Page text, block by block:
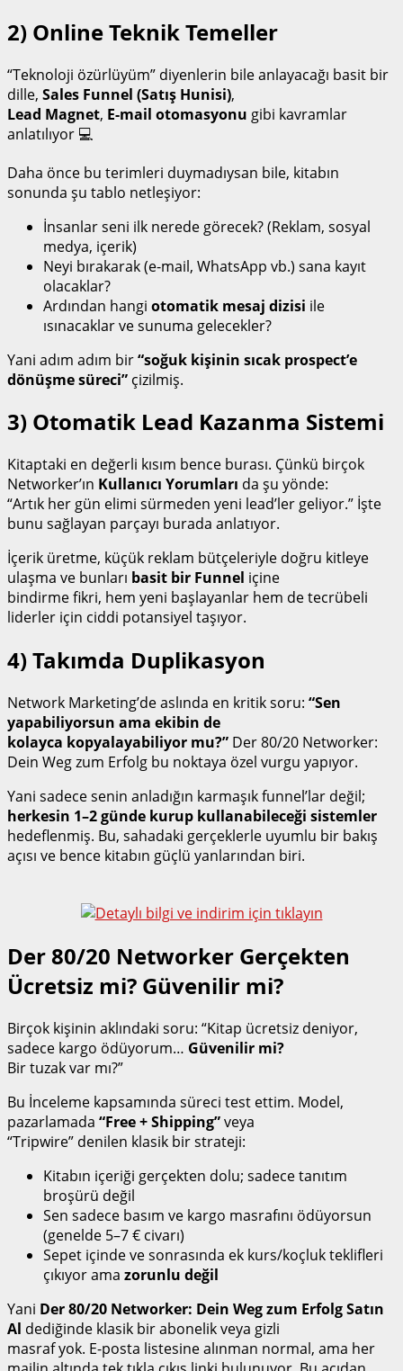
2) Online Teknik Temeller
“Teknoloji özürlüyüm” diyenlerin bile anlayacağı basit bir
dille, Sales Funnel (Satış Hunisi),
Lead Magnet, E-mail otomasyonu gibi kavramlar
anlatılıyor 💻
Daha önce bu terimleri duymadıysan bile, kitabın
sonunda şu tablo netleşiyor:
İnsanlar seni ilk nerede görecek? (Reklam, sosyal
medya, içerik)
Neyi bırakarak (e-mail, WhatsApp vb.) sana kayıt
olacaklar?
Ardından hangi otomatik mesaj dizisi ile
ısınacaklar ve sunuma gelecekler?
Yani adım adım bir“soğuk kişinin sıcak prospect’e
dönüşme süreci” çizilmiş.
3) Otomatik Lead Kazanma Sistemi
Kitaptaki en değerli kısım bence burası. Çünkü birçok
Networker’ın Kullanıcı Yorumları da şu yönde:
“Artık her gün elimi sürmeden yeni lead’ler geliyor.” İşte
bunu sağlayan parçayı burada anlatıyor.
İçerik üretme, küçük reklam bütçeleriyle doğru kitleye
ulaşma ve bunları basit bir Funnel içine
bindirme fikri, hem yeni başlayanlar hem de tecrübeli
liderler için ciddi potansiyel taşıyor.
4) Takımda Duplikasyon
Network Marketing’de aslında en kritik soru: “Sen
yapabiliyorsun ama ekibin de
kolayca kopyalayabiliyor mu?” Der 80/20 Networker:
Dein Weg zum Erfolg bu noktaya özel vurgu yapıyor.
Yani sadece senin anladığın karmaşık funnel’lar değil;
herkesin 1–2 günde kurup kullanabileceği sistemler
hedeflenmiş. Bu, sahadaki gerçeklerle uyumlu bir bakış
açısı ve bence kitabın güçlü yanlarından biri.
Der 80/20 Networker Gerçekten
Ücretsiz mi? Güvenilir mi?
Birçok kişinin aklındaki soru: “Kitap ücretsiz deniyor,
sadece kargo ödüyorum… Güvenilir mi?
Bir tuzak var mı?”
Bu İnceleme kapsamında süreci test ettim. Model,
pazarlamada “Free + Shipping”veya
“Tripwire” denilen klasik bir strateji:
Kitabın içeriği gerçekten dolu; sadece tanıtım
broşürü değil
Sen sadece basım ve kargo masrafını ödüyorsun
(genelde 5–7 € civarı)
Sepet içinde ve sonrasında ek kurs/koçluk teklifleri
çıkıyor ama zorunlu değil
Yani Der 80/20 Networker: Dein Weg zum Erfolg Satın
Al dediğinde klasik bir abonelik veya gizli
masraf yok. E-posta listesine alınman normal, ama her